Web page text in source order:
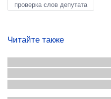
проверка слов депутата
Читайте также